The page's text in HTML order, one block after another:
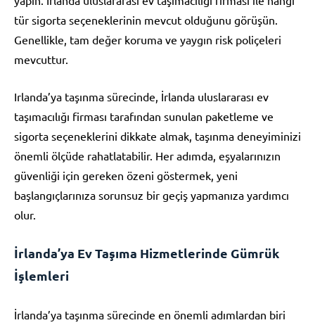
tür sigorta seçeneklerinin mevcut olduğunu görüşün.
Genellikle, tam değer koruma ve yaygın risk poliçeleri
mevcuttur.
Irlanda’ya taşınma sürecinde, İrlanda uluslararası ev
taşımacılığı firması tarafından sunulan paketleme ve
sigorta seçeneklerini dikkate almak, taşınma deneyiminizi
önemli ölçüde rahatlatabilir. Her adımda, eşyalarınızın
güvenliği için gereken özeni göstermek, yeni
başlangıçlarınıza sorunsuz bir geçiş yapmanıza yardımcı
olur.
İrlanda’ya Ev Taşıma Hizmetlerinde Gümrük
İşlemleri
İrlanda’ya taşınma sürecinde en önemli adımlardan biri